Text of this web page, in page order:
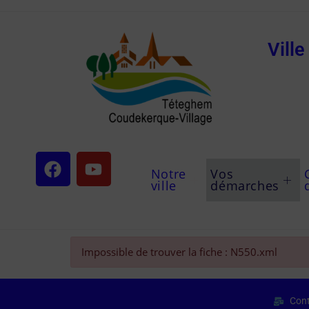
Ville
Notre
ville
Vos
démarches
Impossible de trouver la fiche : N550.xml